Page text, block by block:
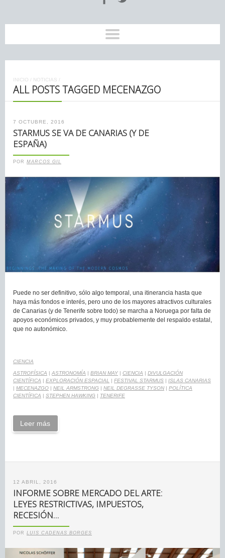
INICIO / NOTICIAS /
ALL POSTS TAGGED MECENAZGO
7 OCTUBRE, 2016
STARMUS SE VA DE CANARIAS (Y DE
ESPAÑA)
POR MARCOS GIL
Puede no ser definitivo, sólo algo temporal, una itinerancia hasta que
haya más fondos e interés, pero uno de los mayores atractivos culturales
de Canarias (y de Tenerife sobre todo) se marcha a Noruega por falta de
apoyos económicos privados, y muy probablemente del respaldo estatal,
que no autonómico.
CIENCIA
ASTROFÍSICA | ASTRONOMÍA | BRIAN MAY | CIENCIA | DIVULGACIÓN
CIENTÍFICA | EXPLORACIÓN ESPACIAL | FESTIVAL STARMUS | ISLAS CANARIAS
| MECENAZGO | NEIL ARMSTRONG | NEIL DEGRASSE TYSON | POLÍTICA
CIENTÍFICA | STEPHEN HAWKING | TENERIFE
Leer más
12 ABRIL, 2016
INFORME SOBRE MERCADO DEL ARTE:
LEYES RESTRICTIVAS, IMPUESTOS,
RECESIÓN…
POR LUIS CADENAS BORGES